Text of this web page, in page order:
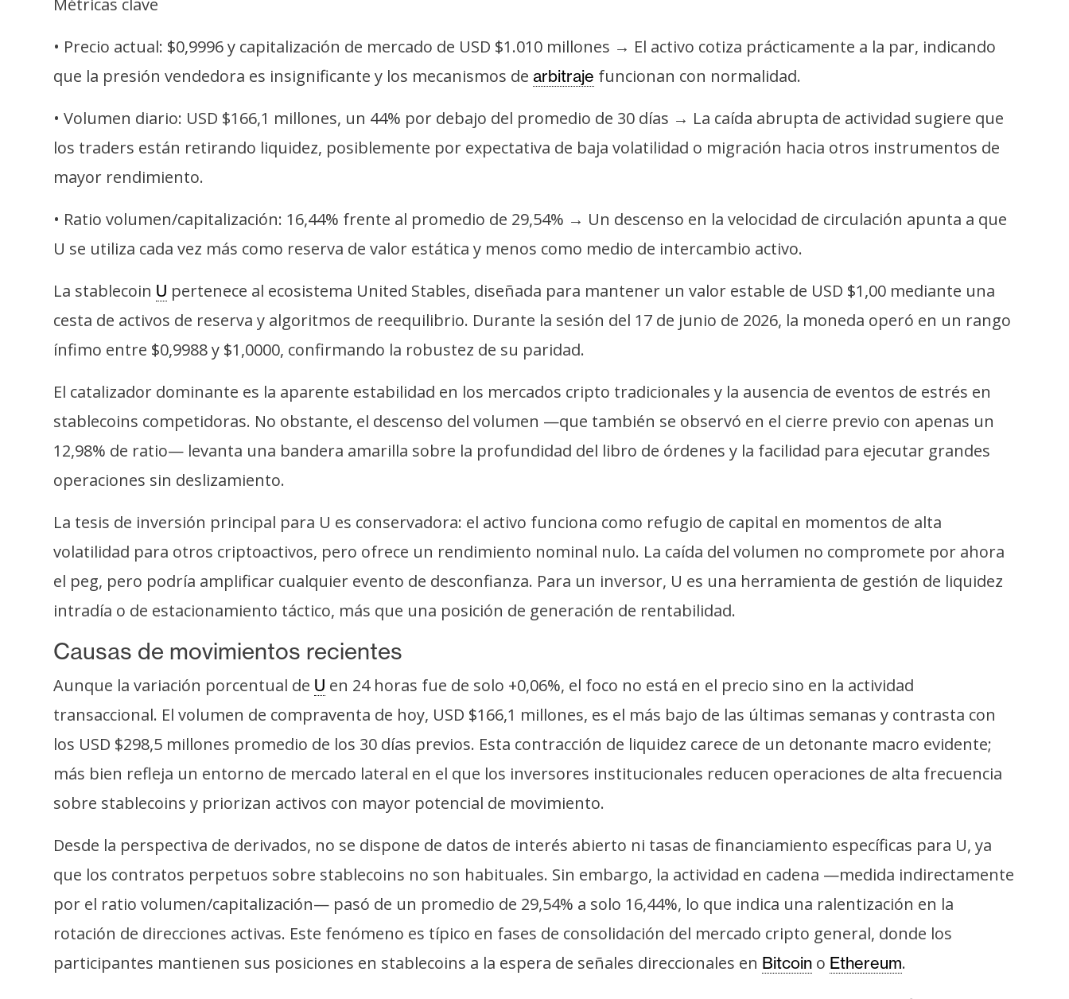
C
n
t
c
t
y
u
b
i
c
d
d
• Precio actual: $0,9996 y capitalización de mercado de USD $1.010 millones → El activo cotiza prácticamente a la par, indicando
que la presión vendedora es insignificante y los mecanismos de arbitraje funcionan con normalidad.
• Volumen diario: USD $166,1 millones, un 44% por debajo del promedio de 30 días → La caída abrupta de actividad sugiere que
los traders están retirando liquidez, posiblemente por expectativa de baja volatilidad o migración hacia otros instrumentos de
mayor rendimiento.
• Ratio volumen/capitalización: 16,44% frente al promedio de 29,54% → Un descenso en la velocidad de circulación apunta a que
U se utiliza cada vez más como reserva de valor estática y menos como medio de intercambio activo.
La stablecoin U pertenece al ecosistema United Stables, diseñada para mantener un valor estable de USD $1,00 mediante una
cesta de activos de reserva y algoritmos de reequilibrio. Durante la sesión del 17 de junio de 2026, la moneda operó en un rango
ínfimo entre $0,9988 y $1,0000, confirmando la robustez de su paridad.
El catalizador dominante es la aparente estabilidad en los mercados cripto tradicionales y la ausencia de eventos de estrés en
stablecoins competidoras. No obstante, el descenso del volumen —que también se observó en el cierre previo con apenas un
12,98% de ratio— levanta una bandera amarilla sobre la profundidad del libro de órdenes y la facilidad para ejecutar grandes
operaciones sin deslizamiento.
La tesis de inversión principal para U es conservadora: el activo funciona como refugio de capital en momentos de alta
volatilidad para otros criptoactivos, pero ofrece un rendimiento nominal nulo. La caída del volumen no compromete por ahora
el peg, pero podría amplificar cualquier evento de desconfianza. Para un inversor, U es una herramienta de gestión de liquidez
intradía o de estacionamiento táctico, más que una posición de generación de rentabilidad.
Causas de movimientos recientes
Aunque la variación porcentual de U en 24 horas fue de solo +0,06%, el foco no está en el precio sino en la actividad
transaccional. El volumen de compraventa de hoy, USD $166,1 millones, es el más bajo de las últimas semanas y contrasta con
los USD $298,5 millones promedio de los 30 días previos. Esta contracción de liquidez carece de un detonante macro evidente;
más bien refleja un entorno de mercado lateral en el que los inversores institucionales reducen operaciones de alta frecuencia
sobre stablecoins y priorizan activos con mayor potencial de movimiento.
Desde la perspectiva de derivados, no se dispone de datos de interés abierto ni tasas de financiamiento específicas para U, ya
que los contratos perpetuos sobre stablecoins no son habituales. Sin embargo, la actividad en cadena —medida indirectamente
por el ratio volumen/capitalización— pasó de un promedio de 29,54% a solo 16,44%, lo que indica una ralentización en la
rotación de direcciones activas. Este fenómeno es típico en fases de consolidación del mercado cripto general, donde los
participantes mantienen sus posiciones en stablecoins a la espera de señales direccionales en Bitcoin o Ethereum.